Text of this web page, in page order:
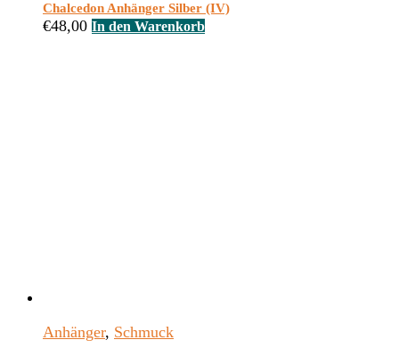
Chalcedon Anhänger Silber (IV)
€48,00 In den Warenkorb
Anhänger, Schmuck